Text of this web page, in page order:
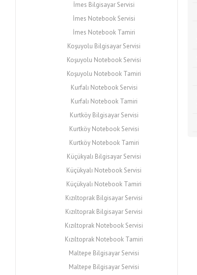
İmes Bilgisayar Servisi
İmes Notebook Servisi
İmes Notebook Tamiri
Koşuyolu Bilgisayar Servisi
Koşuyolu Notebook Servisi
Koşuyolu Notebook Tamiri
Kurfalı Notebook Servisi
Kurfalı Notebook Tamiri
Kurtköy Bilgisayar Servisi
Kurtköy Notebook Servisi
Kurtköy Notebook Tamiri
Küçükyalı Bilgisayar Servisi
Küçükyalı Notebook Servisi
Küçükyalı Notebook Tamiri
Kızıltoprak Bilgisayar Servisi
Kızıltoprak Bilgisayar Servisi
Kızıltoprak Notebook Servisi
Kızıltoprak Notebook Tamiri
Maltepe Bilgisayar Servisi
Maltepe Bilgisayar Servisi